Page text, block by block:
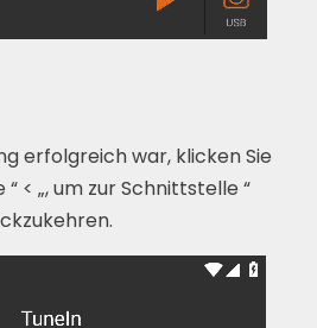
erfolgreich war, klicken Sie
< „, um zur Schnittstelle “